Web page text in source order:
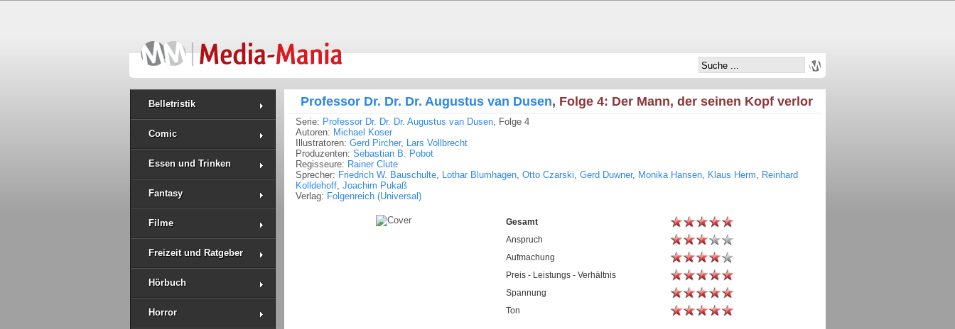
Belletristik
Comic
Essen und Trinken
Fantasy
Filme
Freizeit und Ratgeber
Hörbuch
Horror
Professor Dr. Dr. Dr. Augustus van Dusen, Folge 4: Der Mann, der seinen Kopf verlor
Serie: Professor Dr. Dr. Dr. Augustus van Dusen, Folge 4
Autoren: Michael Koser
Illustratoren: Gerd Pircher, Lars Vollbrecht
Produzenten: Sebastian B. Pobot
Regisseure: Rainer Clute
Sprecher: Friedrich W. Bauschulte, Lothar Blumhagen, Otto Czarski, Gerd Duwner, Monika Hansen, Klaus Herm, Reinhard
Kolldehoff, Joachim Pukaß
Verlag: Folgenreich (Universal)
Gesamt
Anspruch
Aufmachung
Preis - Leistungs - Verhältnis
Spannung
Ton